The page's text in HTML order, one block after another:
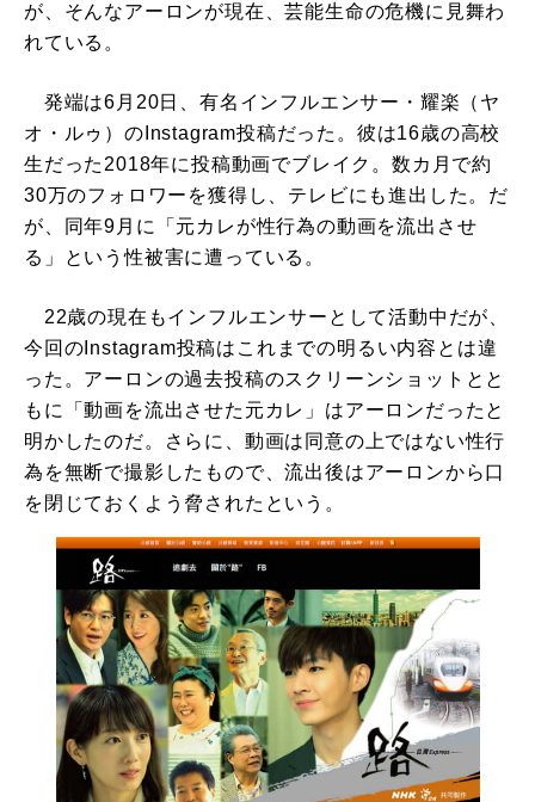
が、そんなアーロンが現在、芸能生命の危機に見舞わ
れている。
発端は6月20日、有名インフルエンサー・耀楽（ヤ
オ・ルゥ）のInstagram投稿だった。彼は16歳の高校
生だった2018年に投稿動画でブレイク。数カ月で約
30万のフォロワーを獲得し、テレビにも進出した。だ
が、同年9月に「元カレが性行為の動画を流出させ
る」という性被害に遭っている。
22歳の現在もインフルエンサーとして活動中だが、
今回のInstagram投稿はこれまでの明るい内容とは違
った。アーロンの過去投稿のスクリーンショットとと
もに「動画を流出させた元カレ」はアーロンだったと
明かしたのだ。さらに、動画は同意の上ではない性行
為を無断で撮影したもので、流出後はアーロンから口
を閉じておくよう脅されたという。